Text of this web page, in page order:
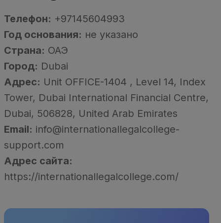
Телефон: +97145604993
Год основания: не указано
Страна: ОАЭ
Город: Dubai
Адрес: Unit OFFICE-1404 , Level 14, Index
Tower, Dubai International Financial Centre,
Dubai, 506828, United Arab Emirates
Email: info@internationallegalcollege-
support.com
Адрес сайта:
https://internationallegalcollege.com/